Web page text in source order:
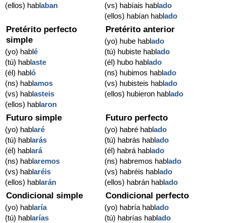
(ellos) hablaban
(vs) habíais hablado
(ellos) habían hablado
Pretérito perfecto
simple
(yo) hablé
(tú) hablaste
(él) habló
(ns) hablamos
(vs) hablasteis
(ellos) hablaron
Pretérito anterior
(yo) hube hablado
(tú) hubiste hablado
(él) hubo hablado
(ns) hubimos hablado
(vs) hubisteis hablado
(ellos) hubieron hablado
Futuro simple
(yo) hablaré
(tú) hablarás
(él) hablará
(ns) hablaremos
(vs) hablaréis
(ellos) hablarán
Futuro perfecto
(yo) habré hablado
(tú) habrás hablado
(él) habrá hablado
(ns) habremos hablado
(vs) habréis hablado
(ellos) habrán hablado
Condicional simple
(yo) hablaría
(tú) hablarías
Condicional perfecto
(yo) habría hablado
(tú) habrías hablado